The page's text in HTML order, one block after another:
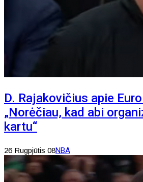
D. Rajakovičius apie
„Norėčiau, kad abi
kartu“
26 Rugpjūtis 08NBA